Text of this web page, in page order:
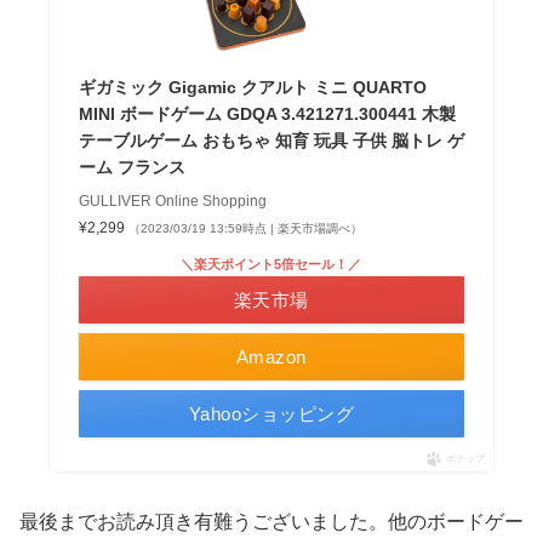
ギガミック Gigamic クアルト ミニ QUARTO
MINI ボードゲーム GDQA 3.421271.300441 木製
テーブルゲーム おもちゃ 知育 玩具 子供 脳トレ ゲ
ーム フランス
GULLIVER Online Shopping
¥2,299
（2023/03/19 13:59時点 | 楽天市場調べ）
Amazon
＼楽天ポイント5倍セール！／
楽天市場
Yahooショッピング
ポチップ
最後までお読み頂き有難うございました。他のボードゲー